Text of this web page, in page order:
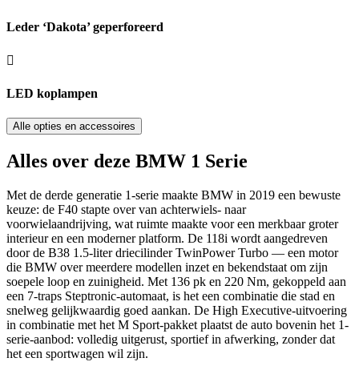
Leder ‘Dakota’ geperforeerd
LED koplampen
Alle opties en accessoires
Alles over deze BMW 1 Serie
Met de derde generatie 1-serie maakte BMW in 2019 een bewuste
keuze: de F40 stapte over van achterwiels- naar
voorwielaandrijving, wat ruimte maakte voor een merkbaar groter
interieur en een moderner platform. De 118i wordt aangedreven
door de B38 1.5-liter driecilinder TwinPower Turbo — een motor
die BMW over meerdere modellen inzet en bekendstaat om zijn
soepele loop en zuinigheid. Met 136 pk en 220 Nm, gekoppeld aan
een 7-traps Steptronic-automaat, is het een combinatie die stad en
snelweg gelijkwaardig goed aankan. De High Executive-uitvoering
in combinatie met het M Sport-pakket plaatst de auto bovenin het 1-
serie-aanbod: volledig uitgerust, sportief in afwerking, zonder dat
het een sportwagen wil zijn.